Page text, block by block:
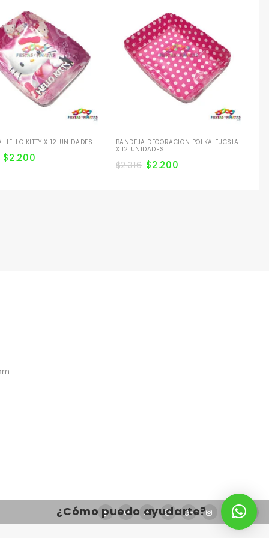
HELLO KITTY X 12 UNIDADES
$2.200
BANDEJA DECORACION POLKA FUCSIA
X 12 UNIDADES
$2.316 $2.200
¿Cómo puedo ayudarte?